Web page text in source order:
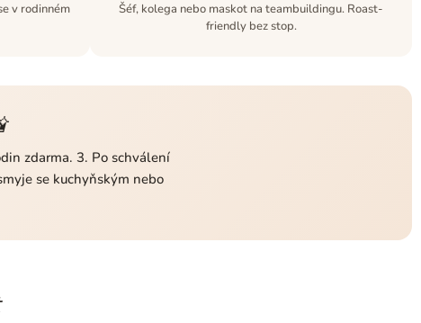
v rodinném
Šéf, kolega nebo maskot na teambuildingu. Roast-
friendly bez stop.
zdarma. 3. Po schválení
se kuchyňským nebo